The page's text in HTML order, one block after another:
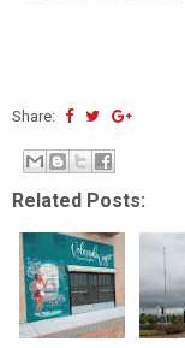
Share:
Related Posts: